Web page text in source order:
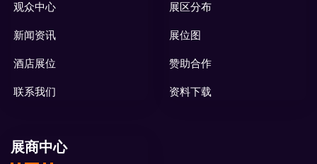
观众中心
新闻资讯
酒店展位
联系我们
展区分布
展位图
赞助合作
资料下载
展商中心